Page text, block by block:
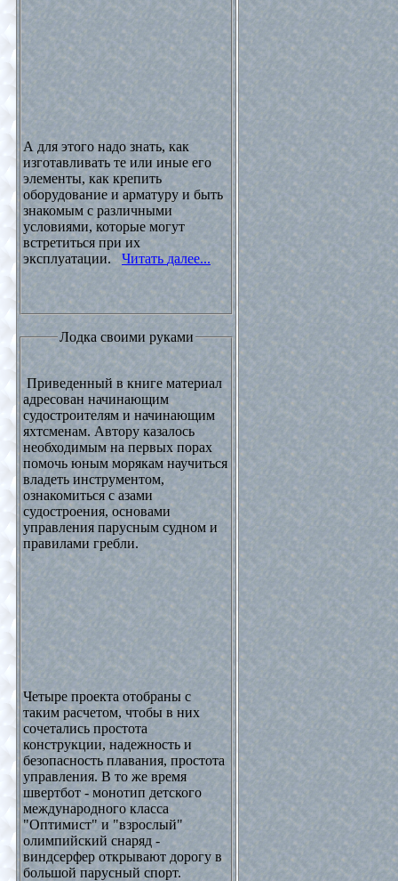
А для этого надо знать, как
изготавливать те или иные его
элементы, как крепить
оборудование и арматуру и быть
знакомым с различными
условиями, которые могут
встретиться при их
эксплуатации.
Читать далее...
Лодка своими руками
Приведенный в книге материал
адресован начинающим
судостроителям и начинающим
яхтсменам. Автору казалось
необходимым на первых порах
помочь юным морякам научиться
владеть инструментом,
ознакомиться с азами
судостроения, основами
управления парусным судном и
правилами гребли.
Четыре проекта отобраны с
таким расчетом, чтобы в них
сочетались простота
конструкции, надежность и
безопасность плавания, простота
управления. В то же время
швертбот - монотип детского
международного класса
"Оптимист" и "взрослый"
олимпийский снаряд -
виндсерфер открывают дорогу в
большой парусный спорт.